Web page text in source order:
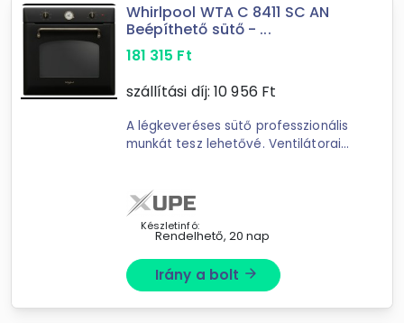
Whirlpool WTA C 8411 SC AN
Beépíthető sütő - ...
181 315 Ft
szállítási díj: 10 956 Ft
A légkeveréses sütő professzionális
munkát tesz lehetővé. Ventilátorai
porcikájukban tökéletesre
Készletinfó:
Rendelhető, 20 nap
Irány a bolt arrow_forward